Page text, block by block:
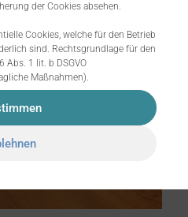
der Cookies absehen.
Cookies, welche für den Betrieb
sind. Rechtsgrundlage für den
Abs. 1 lit. b DSGVO
Maßnahmen).